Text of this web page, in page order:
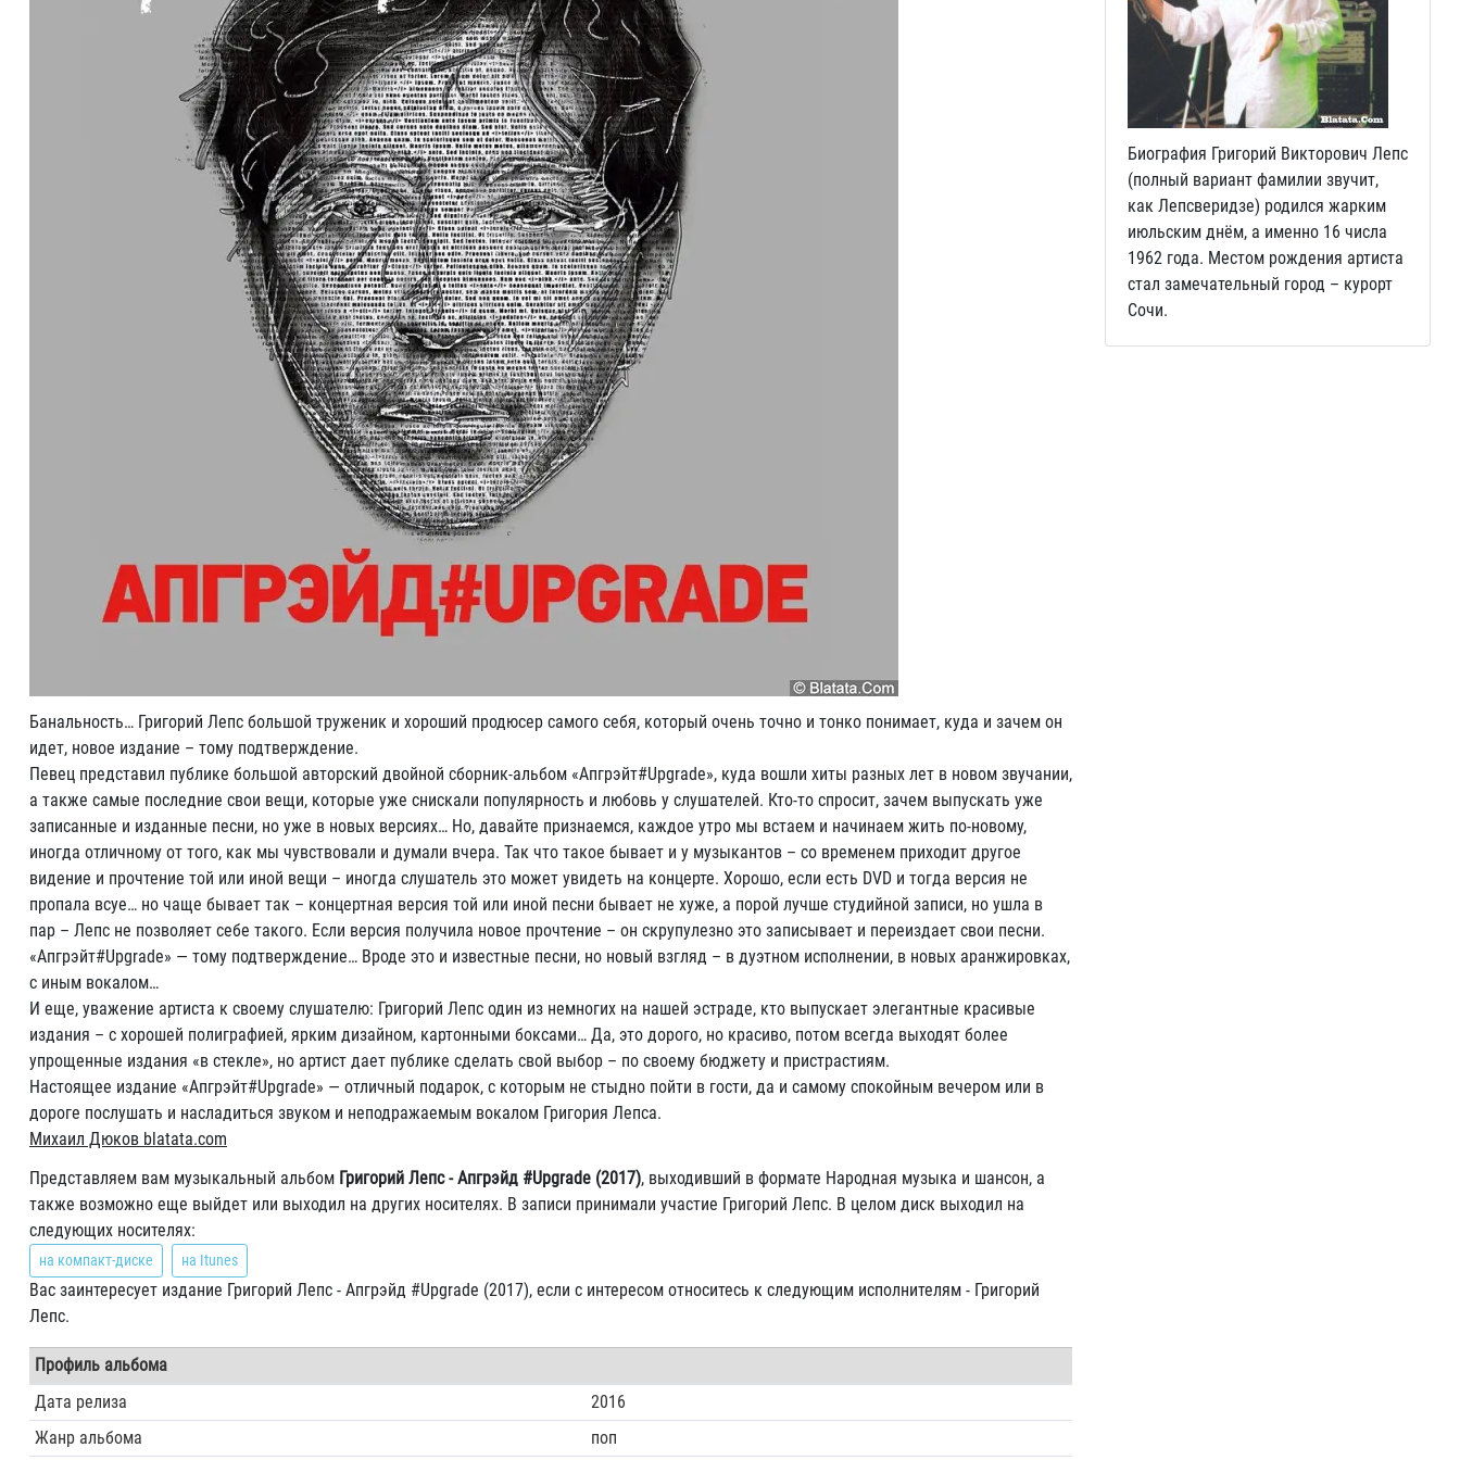
Банальность… Григорий Лепс большой труженик и хороший продюсер самого себя, который очень точно и тонко понимает, куда и зачем он
идет, новое издание – тому подтверждение.
Певец представил публике большой авторский двойной сборник-альбом «Апгрэйт#Upgrade», куда вошли хиты разных лет в новом звучании,
а также самые последние свои вещи, которые уже снискали популярность и любовь у слушателей. Кто-то спросит, зачем выпускать уже
записанные и изданные песни, но уже в новых версиях… Но, давайте признаемся, каждое утро мы встаем и начинаем жить по-новому,
иногда отличному от того, как мы чувствовали и думали вчера. Так что такое бывает и у музыкантов – со временем приходит другое
видение и прочтение той или иной вещи – иногда слушатель это может увидеть на концерте. Хорошо, если есть DVD и тогда версия не
пропала всуе… но чаще бывает так – концертная версия той или иной песни бывает не хуже, а порой лучше студийной записи, но ушла в
пар – Лепс не позволяет себе такого. Если версия получила новое прочтение – он скрупулезно это записывает и переиздает свои песни.
«Апгрэйт#Upgrade» — тому подтверждение… Вроде это и известные песни, но новый взгляд – в дуэтном исполнении, в новых аранжировках,
с иным вокалом…
И еще, уважение артиста к своему слушателю: Григорий Лепс один из немногих на нашей эстраде, кто выпускает элегантные красивые
издания – с хорошей полиграфией, ярким дизайном, картонными боксами… Да, это дорого, но красиво, потом всегда выходят более
упрощенные издания «в стекле», но артист дает публике сделать свой выбор – по своему бюджету и пристрастиям.
Настоящее издание «Апгрэйт#Upgrade» — отличный подарок, с которым не стыдно пойти в гости, да и самому спокойным вечером или в
дороге послушать и насладиться звуком и неподражаемым вокалом Григория Лепса.
Михаил Дюков blatata.com
Представляем вам музыкальный альбом Григорий Лепс - Апгрэйд #Upgrade (2017), выходивший в формате Народная музыка и шансон, а
также возможно еще выйдет или выходил на других носителях. В записи принимали участие Григорий Лепс. В целом диск выходил на
следующих носителях:
на компакт-диске на Itunes
Вас заинтересует издание Григорий Лепс - Апгрэйд #Upgrade (2017), если с интересом относитесь к следующим исполнителям - Григорий
Лепс.
Профиль альбома
Дата релиза
2016
Жанр альбома
поп
Биография Григорий Викторович Лепс
(полный вариант фамилии звучит,
как Лепсверидзе) родился жарким
июльским днём, а именно 16 числа
1962 года. Местом рождения артиста
стал замечательный город – курорт
Сочи.